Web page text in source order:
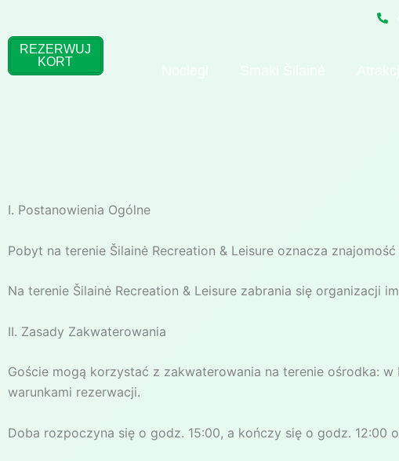
treściREZERWUJ
KORT
I. Postanowienia Ogólne
Pobyt na terenie Šilainė Recreation & Leisure oznacza
Na terenie Šilainė Recreation & Leisure zabrania się organizacji
II. Zasady Zakwaterowania
Goście mogą korzystać z zakwaterowania na terenie ośrodka:
warunkami rezerwacji.
Doba rozpoczyna się o godz. 15:00, a kończy się o godz. 12:00